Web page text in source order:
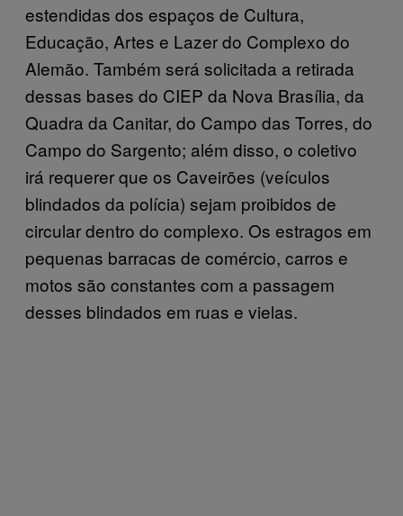
estendidas dos espaços de Cultura,
Educação, Artes e Lazer do Complexo do
Alemão. Também será solicitada a retirada
dessas bases do CIEP da Nova Brasília, da
Quadra da Canitar, do Campo das Torres, do
Campo do Sargento; além disso, o coletivo
irá requerer que os Caveirões (veículos
blindados da polícia) sejam proibidos de
circular dentro do complexo. Os estragos em
pequenas barracas de comércio, carros e
motos são constantes com a passagem
desses blindados em ruas e vielas.